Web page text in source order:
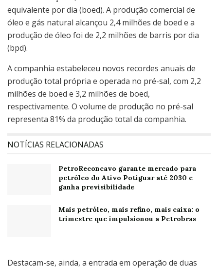
equivalente por dia (boed). A produção comercial de
óleo e gás natural alcançou 2,4 milhões de boed e a
produção de óleo foi de 2,2 milhões de barris por dia
(bpd).
A companhia estabeleceu novos recordes anuais de
produção total própria e operada no pré-sal, com 2,2
milhões de boed e 3,2 milhões de boed,
respectivamente. O volume de produção no pré-sal
representa 81% da produção total da companhia.
NOTÍCIAS RELACIONADAS
PetroReconcavo garante mercado para
petróleo do Ativo Potiguar até 2030 e
ganha previsibilidade
Mais petróleo, mais refino, mais caixa: o
trimestre que impulsionou a Petrobras
Destacam-se, ainda, a entrada em operação de duas